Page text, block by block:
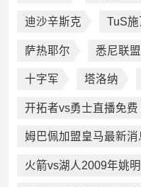
迪沙辛斯克 TuS
萨热耶尔 悉尼联
十字军 塔洛纳
开拓者vs勇士直播免费
姆巴佩加盟皇马最新消
火箭vs湖人2009年姚明